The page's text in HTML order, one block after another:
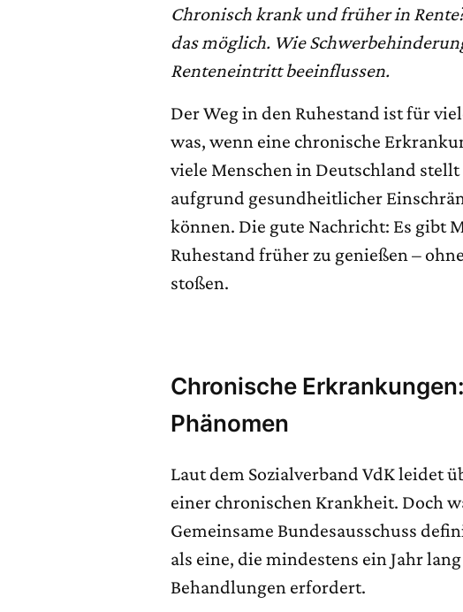
Chronisch krank und früher in
das möglich. Wie
Renteneintritt beeinflussen.
Der Weg in den Ruhestand ist für
was, wenn eine chronische
viele Menschen in Deutschland
aufgrund gesundheitlicher
können. Die gute Nachricht: Es gibt
Ruhestand früher zu genießen –
stoßen.
Chronische
Phänomen
Laut dem Sozialverband VdK leidet
einer chronischen Krankheit. Doch
Gemeinsame Bundesausschuss
als eine, die mindestens ein Jahr
Behandlungen erfordert.